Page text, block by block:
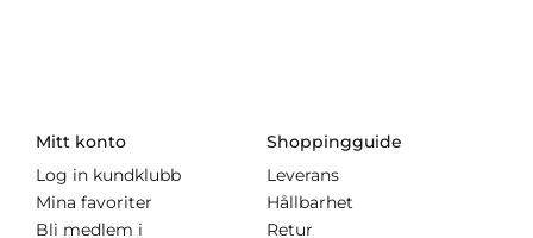
Mitt konto
Log in kundklubb
Mina favoriter
Bli medlem i
Shoppingguide
Leverans
Hållbarhet
Retur